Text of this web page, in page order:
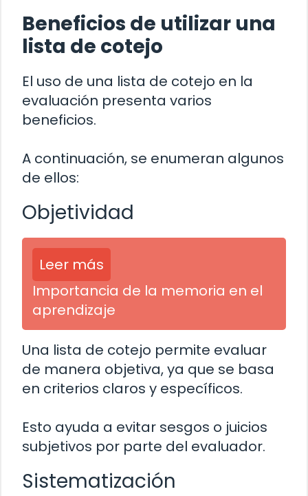
Beneficios de utilizar una
lista de cotejo
El uso de una lista de cotejo en la
evaluación presenta varios
beneficios.
A continuación, se enumeran algunos
de ellos:
Objetividad
Leer más
Importancia de la memoria en el
aprendizaje
Una lista de cotejo permite evaluar
de manera objetiva, ya que se basa
en criterios claros y específicos.
Esto ayuda a evitar sesgos o juicios
subjetivos por parte del evaluador.
Sistematización